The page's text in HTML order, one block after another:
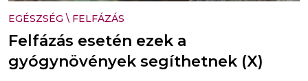
EGÉSZSÉG \ FELFÁZÁS
Felfázás esetén ezek a
gyógynövények segíthetnek (X)